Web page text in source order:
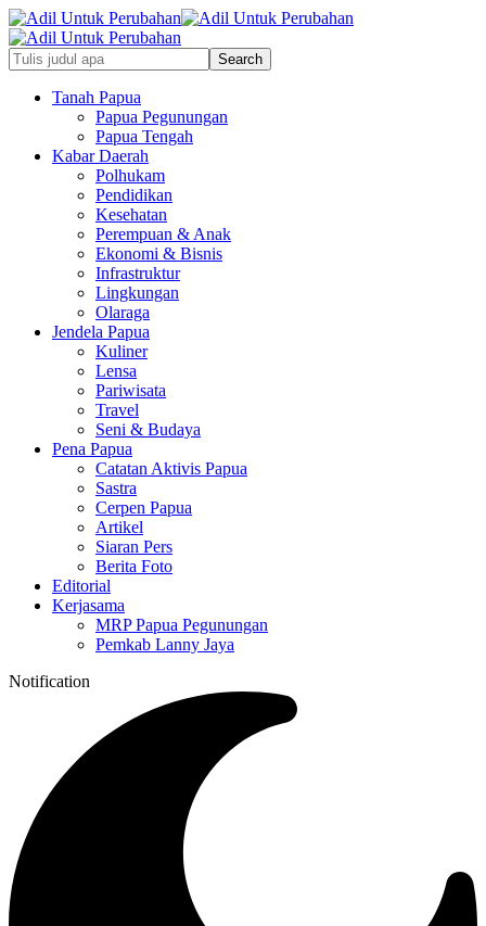
Tanah Papua
Papua Pegunungan
Papua Tengah
Kabar Daerah
Polhukam
Pendidikan
Kesehatan
Perempuan & Anak
Ekonomi & Bisnis
Infrastruktur
Lingkungan
Olaraga
Jendela Papua
Kuliner
Lensa
Pariwisata
Travel
Seni & Budaya
Pena Papua
Catatan Aktivis Papua
Sastra
Cerpen Papua
Artikel
Siaran Pers
Berita Foto
Editorial
Kerjasama
MRP Papua Pegunungan
Pemkab Lanny Jaya
Notification